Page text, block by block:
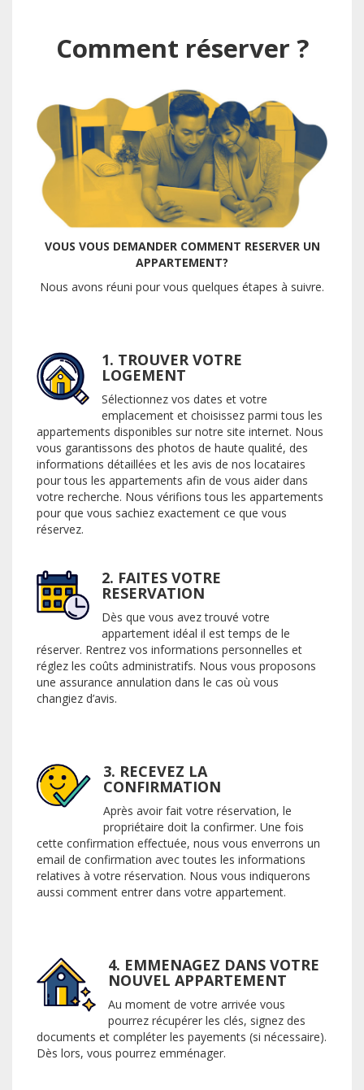
Comment réserver ?
VOUS VOUS DEMANDER COMMENT RESERVER UN
APPARTEMENT?
Nous avons réuni pour vous quelques étapes à suivre.
1. TROUVER VOTRE
LOGEMENT
Sélectionnez vos dates et votre
emplacement et choisissez parmi tous les
appartements disponibles sur notre site internet. Nous
vous garantissons des photos de haute qualité, des
informations détaillées et les avis de nos locataires
pour tous les appartements afin de vous aider dans
votre recherche. Nous vérifions tous les appartements
pour que vous sachiez exactement ce que vous
réservez.
2. FAITES VOTRE
RESERVATION
Dès que vous avez trouvé votre
appartement idéal il est temps de le
réserver. Rentrez vos informations personnelles et
réglez les coûts administratifs. Nous vous proposons
une assurance annulation dans le cas où vous
changiez d’avis.
3. RECEVEZ LA
CONFIRMATION
Après avoir fait votre réservation, le
propriétaire doit la confirmer. Une fois
cette confirmation effectuée, nous vous enverrons un
email de confirmation avec toutes les informations
relatives à votre réservation. Nous vous indiquerons
aussi comment entrer dans votre appartement.
4. EMMENAGEZ DANS VOTRE
NOUVEL APPARTEMENT
Au moment de votre arrivée vous
pourrez récupérer les clés, signez des
documents et compléter les payements (si nécessaire).
Dès lors, vous pourrez emménager.